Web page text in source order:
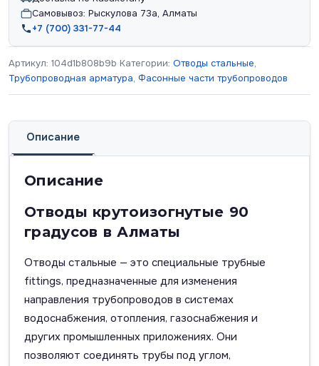
Самовывоз: Рыскулова 73а, Алматы
+7 (700) 331-77-44
Артикул: 104d1b808b9b Категории: Отводы стальные,
Трубопроводная арматура, Фасонные части трубопроводов
Описание
Описание
Отводы крутоизогнутые 90
градусов в Алматы
Отводы стальные — это специальные трубные
fittings, предназначенные для изменения
направления трубопроводов в системах
водоснабжения, отопления, газоснабжения и
других промышленных приложениях. Они
позволяют соединять трубы под углом,